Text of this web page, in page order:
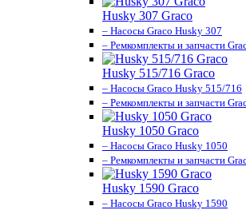
Husky 307 Graco
– Насосы Graco Husky 307
– Ремкомплекты и запчасти
Husky 515/716 Graco
– Насосы Graco Husky 515/716
– Ремкомплекты и запчасти
Husky 1050 Graco
– Насосы Graco Husky 1050
– Ремкомплекты и запчасти
Husky 1590 Graco
– Насосы Graco Husky 1590